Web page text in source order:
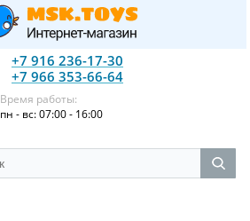
+7 916 236-17-30
+7 966 353-66-64
Время работы:
пн - вс: 07:00 - 16:00